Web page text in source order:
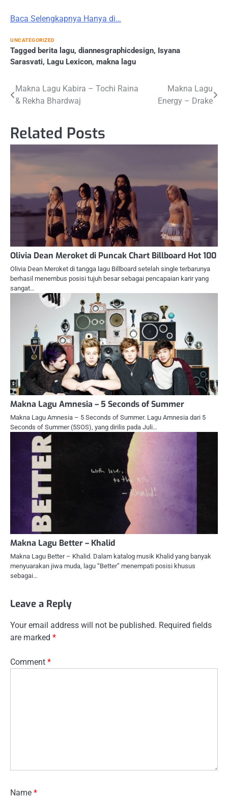
Baca Selengkapnya Hanya di…
UNCATEGORIZED
Tagged berita lagu, diannesgraphicdesign, Isyana
Sarasvati, Lagu Lexicon, makna lagu
Post
Makna Lagu Kabira – Tochi Raina
& Rekha Bhardwaj
Makna Lagu
Energy – Drake
Related Posts
Olivia Dean Meroket di Puncak Chart Billboard Hot 100
Olivia Dean Meroket di tangga lagu Billboard setelah single terbarunya
berhasil menembus posisi tujuh besar sebagai pencapaian karir yang
sangat…
Makna Lagu Amnesia – 5 Seconds of Summer
Makna Lagu Amnesia – 5 Seconds of Summer. Lagu Amnesia dari 5
Seconds of Summer (5SOS), yang dirilis pada Juli…
Makna Lagu Better – Khalid
Makna Lagu Better – Khalid. Dalam katalog musik Khalid yang banyak
menyuarakan jiwa muda, lagu “Better” menempati posisi khusus
sebagai…
Leave a Reply
Your email address will not be published. Required fields
are marked *
Comment *
Name *